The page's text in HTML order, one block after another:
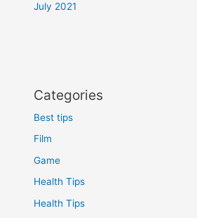
July 2021
Categories
Best tips
Film
Game
Health Tips
Health Tips